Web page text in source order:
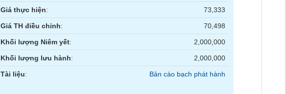
Giá thực hiện: 73,333
Giá TH điều chỉnh: 70,498
Khối lượng Niêm yết: 2,000,000
Khối lượng lưu hành: 2,000,000
Tài liệu: Bản cáo bạch phát hành